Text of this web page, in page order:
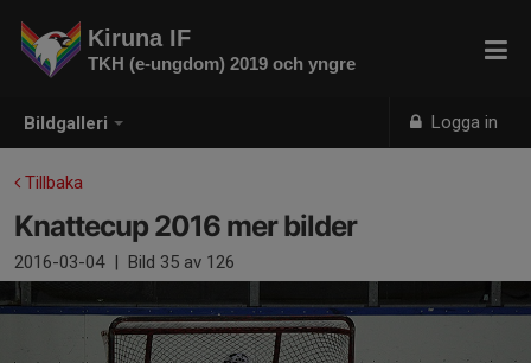
Bildgalleri Logga in
Kiruna IF
TKH (e-ungdom) 2019 och yngre
Tillbaka
Knattecup 2016 mer bilder
2016-03-04 | Bild 35 av 126